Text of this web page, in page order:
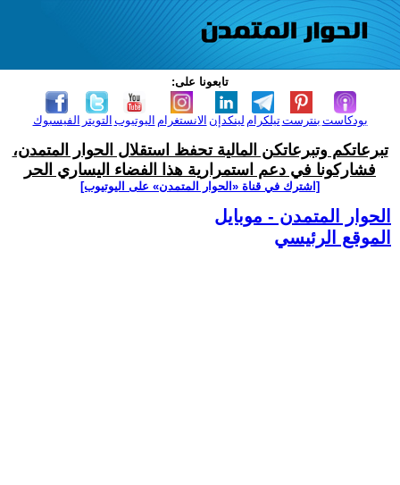
تابعونا على:
الفيسبوك التويتر اليوتيوب الانستغرام لينكدإن تيلكرامبنترست بودكاست
تبرعاتكم وتبرعاتكن المالية تحفظ استقلال الحوار المتمدن،
فشاركونا في دعم استمرارية هذا الفضاء اليساري الحر
[اشترك في قناة ‫«الحوار المتمدن» على اليوتيوب]
الحوار المتمدن - موبايل
الموقع الرئيسي